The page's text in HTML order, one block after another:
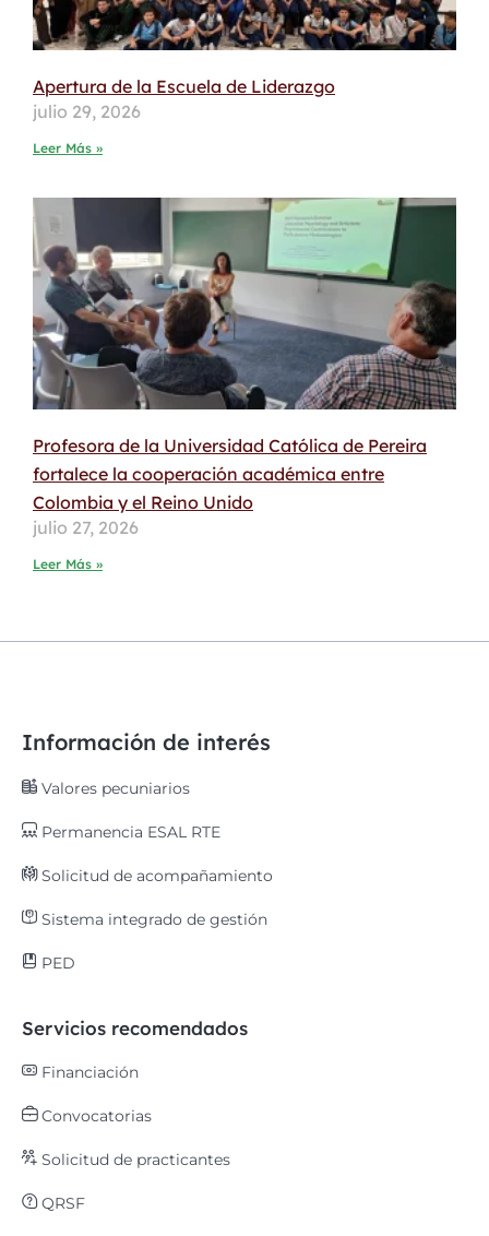
Apertura de la Escuela de Liderazgo
julio 29, 2026
Leer Más »
Profesora de la Universidad Católica de Pereira
fortalece la cooperación académica entre
Colombia y el Reino Unido
julio 27, 2026
Leer Más »
Información de interés
Valores pecuniarios
Permanencia ESAL RTE
Solicitud de acompañamiento
Sistema integrado de gestión
PED
Servicios recomendados
Financiación
Convocatorias
Solicitud de practicantes
QRSF